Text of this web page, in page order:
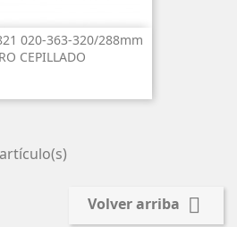
020-363-320/288mm
CEPILLADO
Volver arriba 